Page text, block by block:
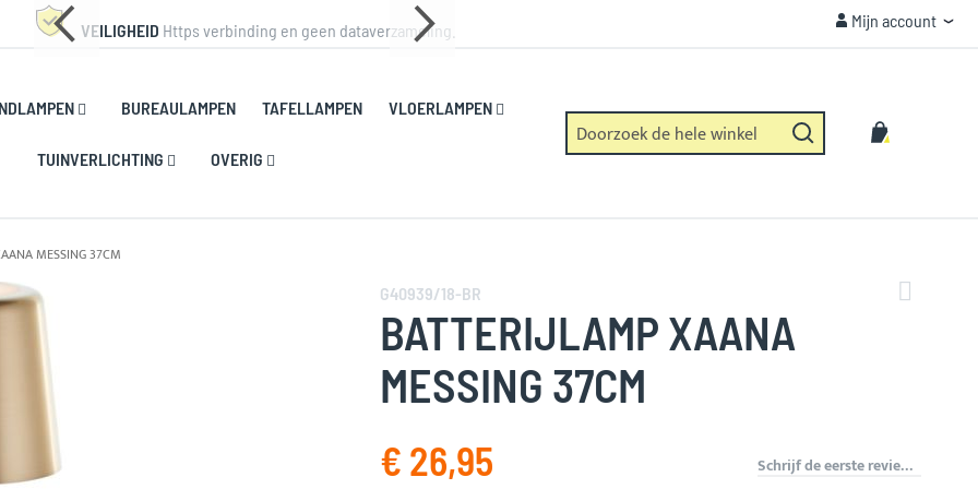
VEILIGHEID Https verbinding en geen dataverzameling. Wij helpen u graag!
Mijn account
Mijn account
BUREAULAMPEN TAFELLAMPEN VLOERLAMPEN
TUINVERLICHTING OVERIG
Zoek
Zoek
MESSING 37CM
G40939/18-BR
BATTERIJLAMP XAANA
MESSING 37CM
€ 26,95 Schrijf de eerste review over dit product